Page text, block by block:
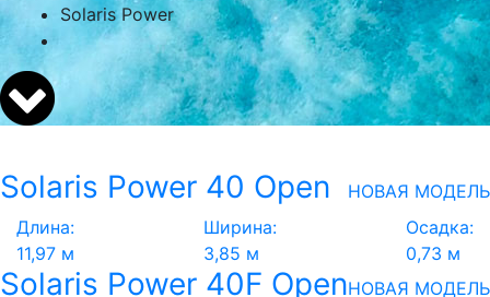
Solaris Power
Solaris Power 40 Open
НОВАЯ МОДЕЛЬ
Длина:
11,97 м
Ширина:
3,85 м
Осадка:
0,73 м
Solaris Power 40F OpenНОВАЯ МОДЕЛЬ